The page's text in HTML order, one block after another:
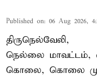
Published on: 06 Aug 2026,
திருநெல்வேலி,
நெல்லை மாவட்டம்,
கொலை, கொலை